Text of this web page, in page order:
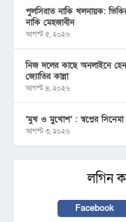
পুলসিরাত নাকি খলনায়ক:
নাকি মেহজাবীন
আগস্ট ৫, ২০২৬
নিজ দলের কাছে অনলাইনে
জ্যোতির কান্না
আগস্ট ৪, ২০২৬
‘মুখ ও মু্খোশ’ : স্বপ্নের সিনেমা
আগস্ট ৩, ২০২৬
লগিন
Facebook